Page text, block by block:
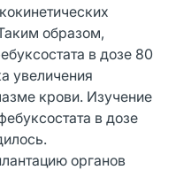
образом,
в дозе 80
увеличения
крови. Изучение
в дозе
органов